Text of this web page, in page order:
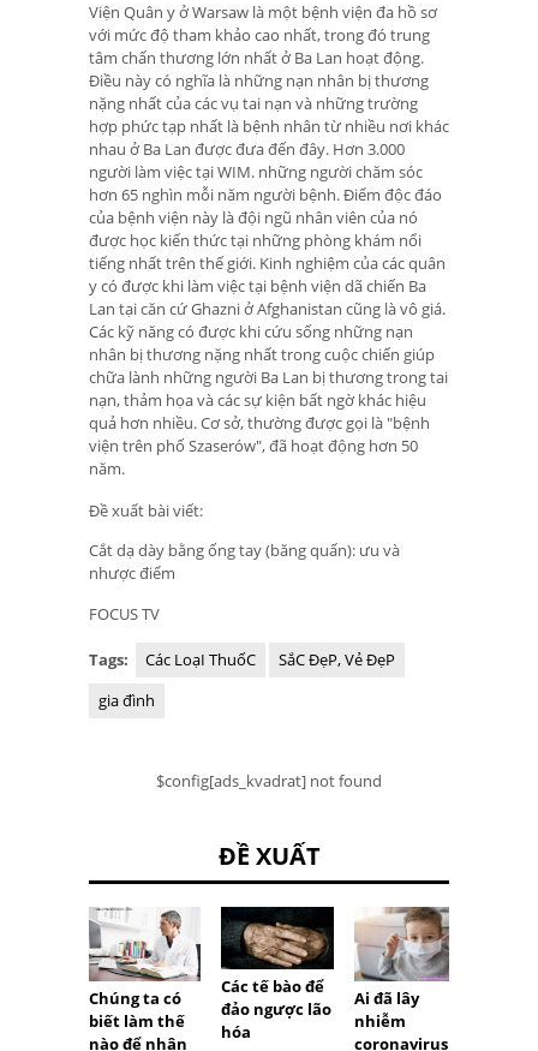
Viện Quân y ở Warsaw là một bệnh viện đa hồ sơ
với mức độ tham khảo cao nhất, trong đó trung
tâm chấn thương lớn nhất ở Ba Lan hoạt động.
Điều này có nghĩa là những nạn nhân bị thương
nặng nhất của các vụ tai nạn và những trường
hợp phức tạp nhất là bệnh nhân từ nhiều nơi khác
nhau ở Ba Lan được đưa đến đây. Hơn 3.000
người làm việc tại WIM. những người chăm sóc
hơn 65 nghìn mỗi năm người bệnh. Điểm độc đáo
của bệnh viện này là đội ngũ nhân viên của nó
được học kiến ​​thức tại những phòng khám nổi
tiếng nhất trên thế giới. Kinh nghiệm của các quân
y có được khi làm việc tại bệnh viện dã chiến Ba
Lan tại căn cứ Ghazni ở Afghanistan cũng là vô giá.
Các kỹ năng có được khi cứu sống những nạn
nhân bị thương nặng nhất trong cuộc chiến giúp
chữa lành những người Ba Lan bị thương trong tai
nạn, thảm họa và các sự kiện bất ngờ khác hiệu
quả hơn nhiều. Cơ sở, thường được gọi là "bệnh
viện trên phố Szaserów", đã hoạt động hơn 50
năm.
Đề xuất bài viết:
Cắt dạ dày bằng ống tay (băng quấn): ưu và
nhược điểm
FOCUS TV
Tags: Các LoạI ThuốC
SắC ĐẹP, Vẻ ĐẹP
gia đình
$config[ads_kvadrat] not found
ĐỀ XUẤT
Chúng ta có
biết làm thế
nào để nhận
Các tế bào để
đảo ngược lão
hóa
Ai đã lây
nhiễm
coronavirus